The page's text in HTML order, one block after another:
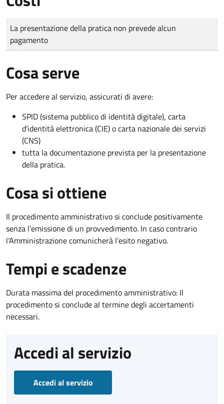
Tipo di pagamento
Importo
La presentazione della pratica non prevede alcun
pagamento
Cosa serve
Per accedere al servizio, assicurati di avere:
SPID (sistema pubblico di identità digitale), carta
d’identità elettronica (CIE) o carta nazionale dei servizi
(CNS)
tutta la documentazione prevista per la presentazione
della pratica.
Cosa si ottiene
Il procedimento amministrativo si conclude positivamente
senza l’emissione di un provvedimento. In caso contrario
l’Amministrazione comunicherà l’esito negativo.
Tempi e scadenze
Durata massima del procedimento amministrativo: Il
procedimento si conclude al termine degli accertamenti
necessari.
Accedi al servizio
Accedi al servizio